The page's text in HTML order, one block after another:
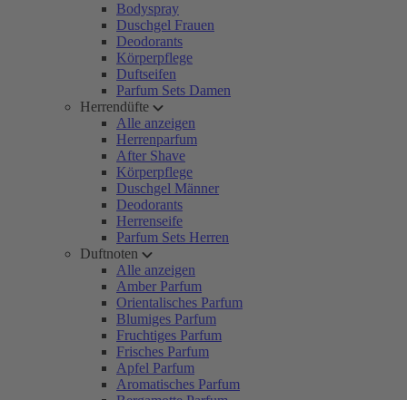
Bodyspray
Duschgel Frauen
Deodorants
Körperpflege
Duftseifen
Parfum Sets Damen
Herrendüfte
Alle anzeigen
Herrenparfum
After Shave
Körperpflege
Duschgel Männer
Deodorants
Herrenseife
Parfum Sets Herren
Duftnoten
Alle anzeigen
Amber Parfum
Orientalisches Parfum
Blumiges Parfum
Fruchtiges Parfum
Frisches Parfum
Apfel Parfum
Aromatisches Parfum